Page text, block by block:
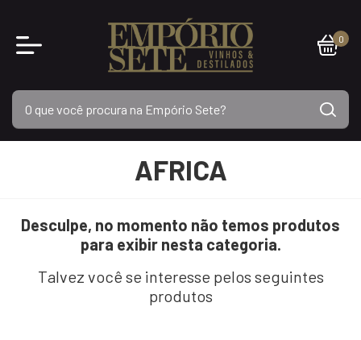
0
AFRICA
Desculpe, no momento não temos produtos
para exibir nesta categoria.
Talvez você se interesse pelos seguintes
produtos